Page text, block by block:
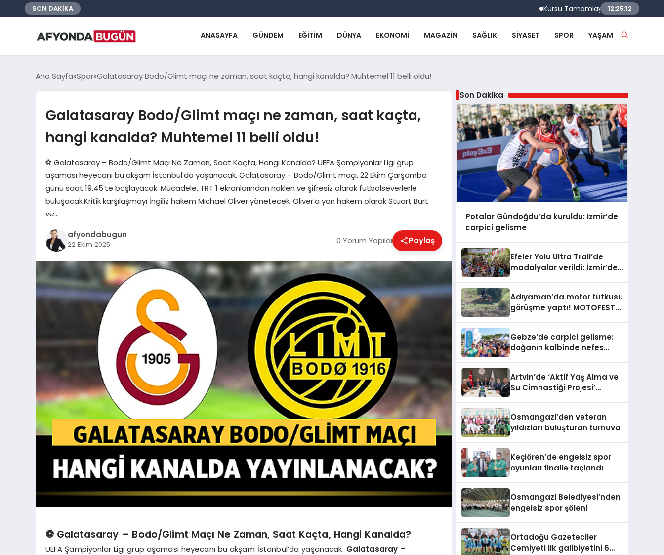
SON DAKİKA Kursu Tamamlayan Sürücülere
12:25:13
ANASAYFA GÜNDEM EĞITIM DÜNYA EKONOMI MAGAZIN SAĞLIK SIYASET SPOR YAŞAM
Ana Sayfa Spor Galatasaray Bodo/Glimt maçı ne zaman, saat kaçta, hangi kanalda? Muhtemel 11 belli oldu!
Galatasaray Bodo/Glimt maçı ne zaman, saat kaçta,
hangi kanalda? Muhtemel 11 belli oldu!
⚽ Galatasaray – Bodo/Glimt Maçı Ne Zaman, Saat Kaçta, Hangi Kanalda? UEFA Şampiyonlar Ligi grup
aşaması heyecanı bu akşam İstanbul’da yaşanacak. Galatasaray – Bodo/Glimt maçı, 22 Ekim Çarşamba
günü saat 19.45’te başlayacak. Mücadele, TRT 1 ekranlarından naklen ve şifresiz olarak futbolseverlerle
buluşacak.Kritik karşılaşmayı İngiliz hakem Michael Oliver yönetecek. Oliver’a yan hakem olarak Stuart Burt
ve…
afyondabugun
22 Ekim 2025 0 Yorum Yapıldı Paylaş
⚽ Galatasaray – Bodo/Glimt Maçı Ne Zaman, Saat Kaçta, Hangi Kanalda?
UEFA Şampiyonlar Ligi grup aşaması heyecanı bu akşam İstanbul’da yaşanacak. Galatasaray –
Son Dakika
Potalar Gündoğdu’da kuruldu: İzmir’de
carpici gelisme
Efeler Yolu Ultra Trail’de
madalyalar verildi: İzmir’de
Adıyaman’da motor tutkusu
görüşme yaptı! MOTOFEST
Gebze’de carpici gelisme:
doğanın kalbinde nefes
Artvin’de ‘Aktif Yaş Alma ve
Su Cimnastiği Projesi’
Osmangazi’den veteran
yıldızları buluşturan turnuva
Keçiören’de engelsiz spor
oyunları finalle taçlandı
Osmangazi Belediyesi’nden
engelsiz spor şöleni
Ortadoğu Gazeteciler
Cemiyeti ilk galibiyetini 6